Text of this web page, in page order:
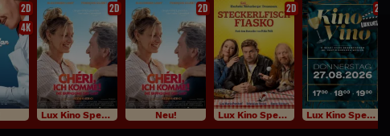
2D
4K
2D
Lux Kino Specials
2D
Neu!
2D
Lux Kino Specials
2D
Lux Kino Specials